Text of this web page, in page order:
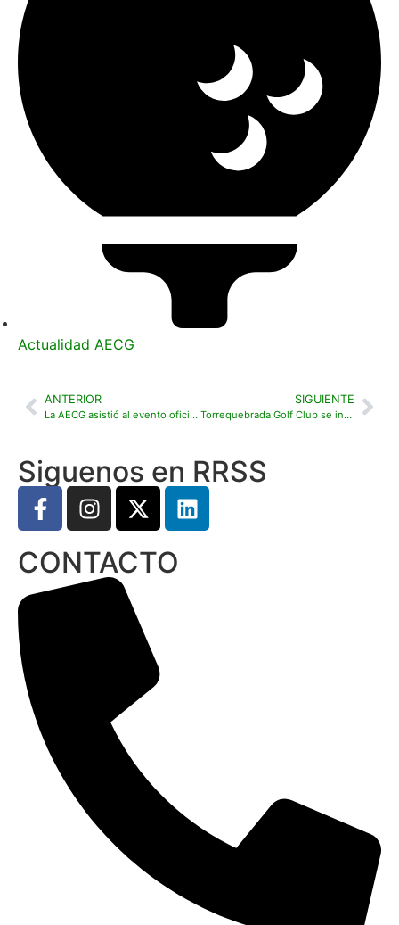
Actualidad AECG
ANTERIOR
La AECG asistió al evento oficial de presentación de la Ryder Cup 2031 en Camiral Golf
SIGUIENTE
Torrequebrada Golf Club se incorpora a la Asociación Española de Campos de Golf (AECG)
Siguenos en RRSS
CONTACTO